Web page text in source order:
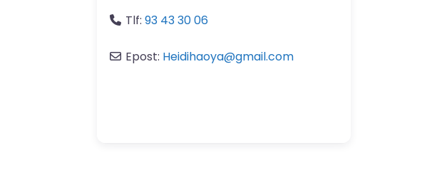
Tlf: 93 43 30 06
Epost: Heidihaoya@gmail.com